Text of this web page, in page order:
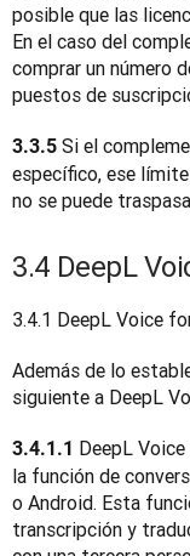
posible que las
En el caso del
comprar un número
puestos de
3.3.5 Si el
específico, ese
no se puede
3.4 DeepL
3.4.1 DeepL Voice
Además de lo
siguiente a DeepL
3.4.1.1 DeepL
la función de
o Android. Esta
transcripción y